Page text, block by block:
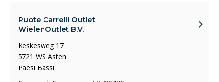
Ruote Carrelli Outlet
WielenOutlet B.V.
Keskesweg 17
5721 WS Asten
Paesi Bassi